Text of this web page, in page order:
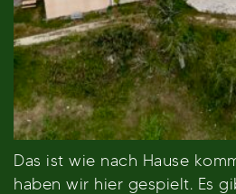
Das ist wie nach Hause
haben wir hier gespielt. Es